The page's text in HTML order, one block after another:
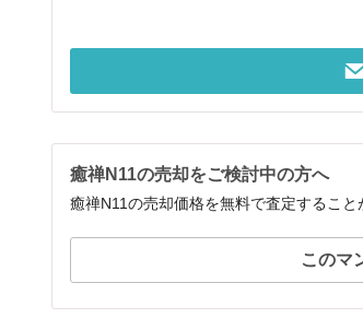
癒禅N11の売却をご検討中の方へ
癒禅N11の売却価格を無料で査定すること
このマ